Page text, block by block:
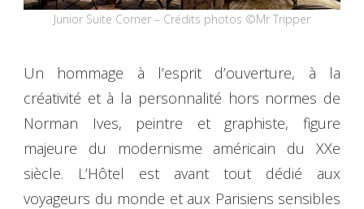
Junior Suite Corner – Crédits photos ©Mr Tripper
Un hommage à l’esprit d’ouverture, à la
créativité et à la personnalité hors normes de
Norman Ives, peintre et graphiste, figure
majeure du modernisme américain du XXe
siècle. L’Hôtel est avant tout dédié aux
voyageurs du monde et aux Parisiens sensibles